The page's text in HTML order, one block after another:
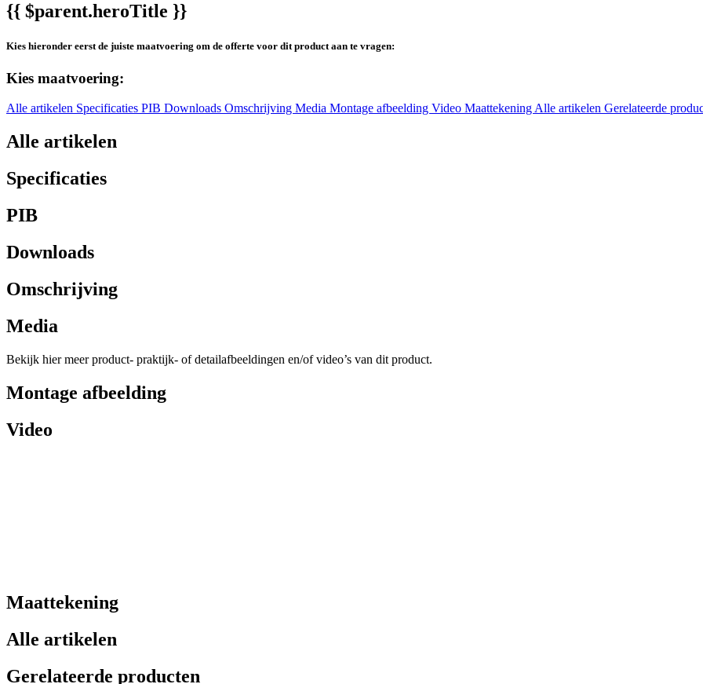
{{ $parent.heroTitle }}
Kies hieronder eerst de juiste maatvoering om de offerte voor dit product aan te vragen:
Kies maatvoering:
Alle artikelen Specificaties PIB Downloads Omschrijving Media Montage afbeelding Video MaattekeningAlle artikelen Gerelateerde
Alle artikelen
Specificaties
PIB
Downloads
Omschrijving
Media
Bekijk hier meer product- praktijk- of detailafbeeldingen en/of video’s van dit product.
Montage afbeelding
Video
Maattekening
Alle artikelen
Gerelateerde producten